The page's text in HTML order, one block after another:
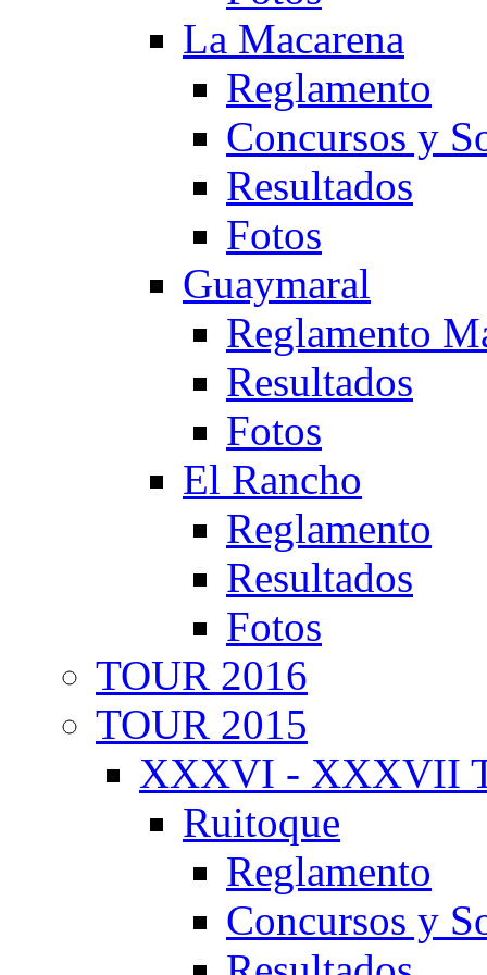
La Macarena
Reglamento
Concursos y
Resultados
Fotos
Guaymaral
Reglamento
Resultados
Fotos
El Rancho
Reglamento
Resultados
Fotos
TOUR 2016
TOUR 2015
XXXVI - XXXVII
Ruitoque
Reglamento
Concursos y